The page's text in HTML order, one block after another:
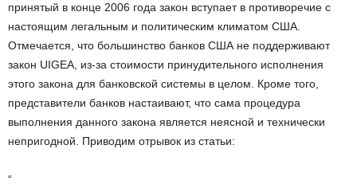
принятый в конце 2006 года закон вступает в противоречие с
настоящим легальным и политическим климатом США.
Отмечается, что большинство банков США не поддерживают
закон UIGEA, из-за стоимости принудительного исполнения
этого закона для банковской системы в целом. Кроме того,
представители банков настаивают, что сама процедура
выполнения данного закона является неясной и технически
непригодной. Приводим отрывок из статьи:
“